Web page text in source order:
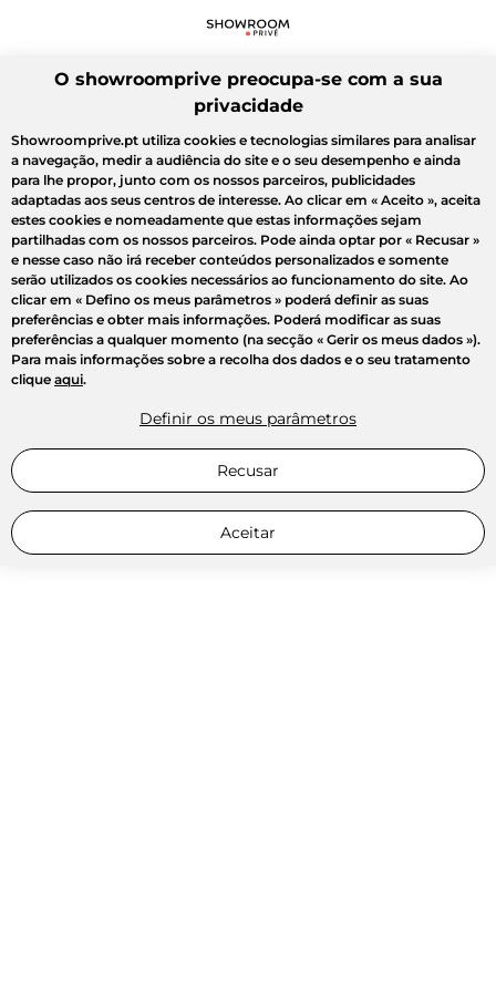
O showroomprive preocupa-se com a sua
privacidade
Showroomprive.pt utiliza cookies e tecnologias similares para analisar
a navegação, medir a audiência do site e o seu desempenho e ainda
para lhe propor, junto com os nossos parceiros, publicidades
adaptadas aos seus centros de interesse. Ao clicar em « Aceito », aceita
estes cookies e nomeadamente que estas informações sejam
partilhadas com os nossos parceiros. Pode ainda optar por « Recusar »
e nesse caso não irá receber conteúdos personalizados e somente
serão utilizados os cookies necessários ao funcionamento do site. Ao
clicar em « Defino os meus parâmetros » poderá definir as suas
preferências e obter mais informações. Poderá modificar as suas
preferências a qualquer momento (na secção « Gerir os meus dados »).
Para mais informações sobre a recolha dos dados e o seu tratamento
clique aqui.
Definir os meus parâmetros
Recusar
Aceitar